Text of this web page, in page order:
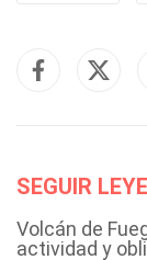
SEGUIR
Volcán de
actividad y